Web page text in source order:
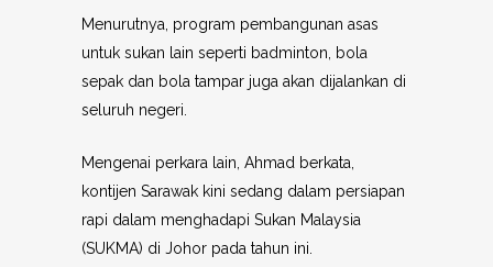
Menurutnya, program pembangunan asas
untuk sukan lain seperti badminton, bola
sepak dan bola tampar juga akan dijalankan di
seluruh negeri.
Mengenai perkara lain, Ahmad berkata,
kontijen Sarawak kini sedang dalam persiapan
rapi dalam menghadapi Sukan Malaysia
(SUKMA) di Johor pada tahun ini.